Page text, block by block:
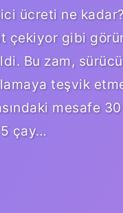
ücreti ne
çekiyor gibi
Bu zam,
teşvik
mesafe 30
çay…